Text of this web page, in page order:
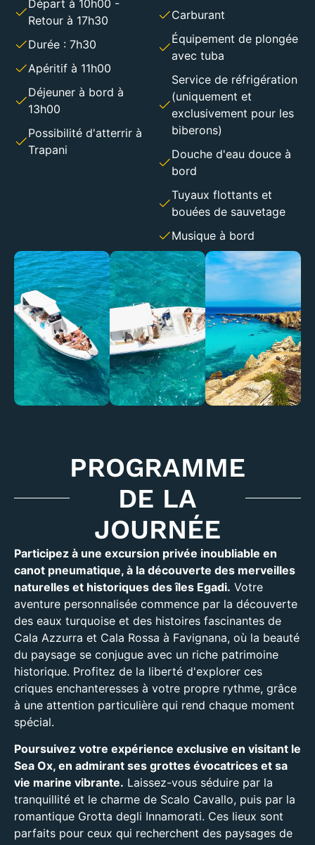
Départ à 10h00 -
Retour à 17h30
Durée : 7h30
Apéritif à 11h00
Déjeuner à bord à
13h00
Possibilité d'atterrir à
Trapani
Carburant
Équipement de plongée
avec tuba
Service de réfrigération
(uniquement et
exclusivement pour les
biberons)
Douche d'eau douce à
bord
Tuyaux flottants et
bouées de sauvetage
Musique à bord
PROGRAMME
DE LA
JOURNÉE
Participez à une excursion privée inoubliable en
canot pneumatique, à la découverte des merveilles
naturelles et historiques des îles Egadi. Votre
aventure personnalisée commence par la découverte
des eaux turquoise et des histoires fascinantes de
Cala Azzurra et Cala Rossa à Favignana, où la beauté
du paysage se conjugue avec un riche patrimoine
historique. Profitez de la liberté d'explorer ces
criques enchanteresses à votre propre rythme, grâce
à une attention particulière qui rend chaque moment
spécial.
Poursuivez votre expérience exclusive en visitant le
Sea Ox, en admirant ses grottes évocatrices et sa
vie marine vibrante. Laissez-vous séduire par la
tranquillité et le charme de Scalo Cavallo, puis par la
romantique Grotta degli Innamorati. Ces lieux sont
parfaits pour ceux qui recherchent des paysages de